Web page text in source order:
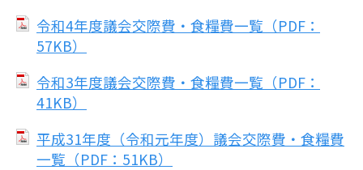
令和4年度議会交際費・食糧費一覧（PDF：
57KB）
令和3年度議会交際費・食糧費一覧（PDF：
41KB）
平成31年度（令和元年度）議会交際費・食糧費
一覧（PDF：51KB）